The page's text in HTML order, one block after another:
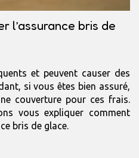
l’assurance bris de
et peuvent causer des
si vous êtes bien assuré,
couverture pour ces frais.
vous expliquer comment
bris de glace.